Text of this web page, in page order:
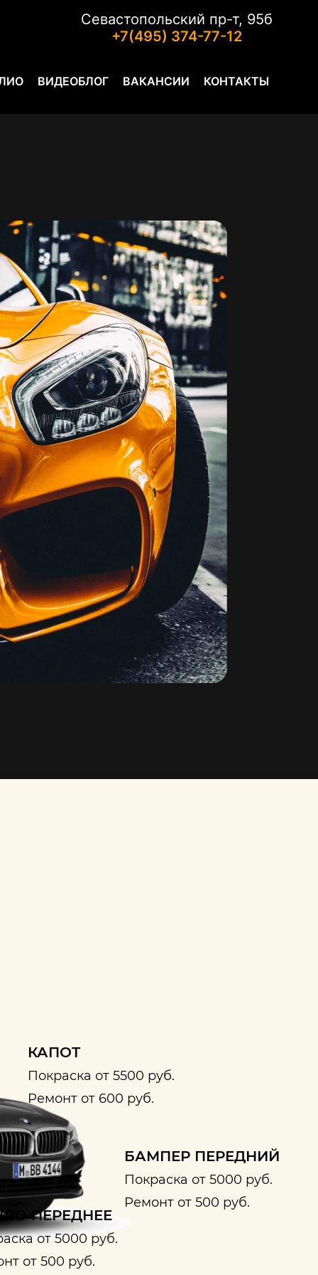
Севастопольский пр-т, 95б
+7(495) 374-77-12
ВИДЕОБЛОГ ВАКАНСИИ КОНТАКТЫ
КАПОТ
Покраска от 5500 руб.
Ремонт от 600 руб.
БАМПЕР ПЕРЕДНИЙ
Покраска от 5000 руб.
Ремонт от 500 руб.
ПЕРЕДНЕЕ
от 5000 руб.
от 500 руб.